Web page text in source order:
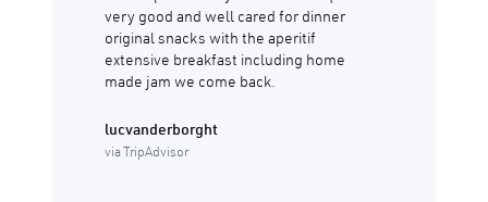
very good and well cared for dinner
original snacks with the aperitif
extensive breakfast including home
made jam we come back.
lucvanderborght
via TripAdvisor